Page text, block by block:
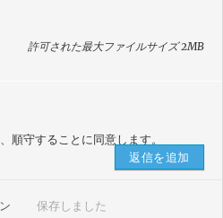
許可された最大ファイルサイズ 2MB
順守することに同意します。
保存しました